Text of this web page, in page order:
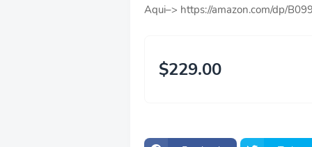
Aqui–> https://amazon.com/dp/
$229.00